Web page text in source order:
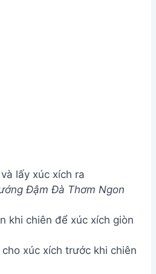
lấy xúc xích ra
Đậm Đà Thơm Ngon
khi chiên để xúc xích giòn
xúc xích trước khi chiên